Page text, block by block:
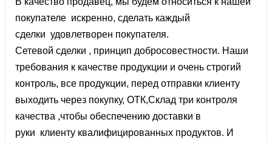
покупателе искренно, сделать каждый
сделки удовлетворен покупателя.
Сетевой сделки , принцип добросовестности. Наши
требования к качестве продукции и очень строгий
контроль, все продукции, перед отправки клиенту
выходить через покупку, ОТК,Склад три контроля
качества ,чтобы обеспечению доставки в
руки клиенту квалифицированных продуктов. И